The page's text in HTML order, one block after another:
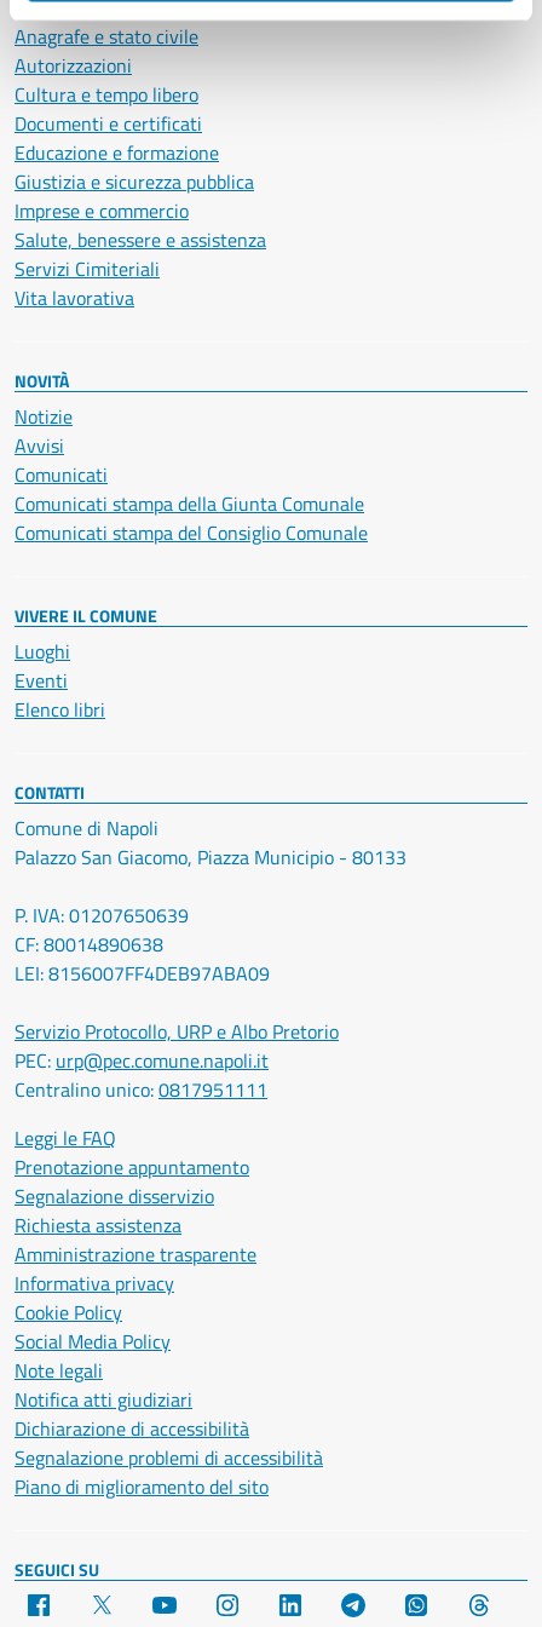
Ambiente
Anagrafe e stato civile
Autorizzazioni
Cultura e tempo libero
Documenti e certificati
Educazione e formazione
Giustizia e sicurezza pubblica
Imprese e commercio
Salute, benessere e assistenza
Servizi Cimiteriali
Vita lavorativa
NOVITÀ
Notizie
Avvisi
Comunicati
Comunicati stampa della Giunta Comunale
Comunicati stampa del Consiglio Comunale
VIVERE IL COMUNE
Luoghi
Eventi
Elenco libri
CONTATTI
Comune di Napoli
Palazzo San Giacomo, Piazza Municipio - 80133
P. IVA: 01207650639
CF: 80014890638
LEI: 8156007FF4DEB97ABA09
Servizio Protocollo, URP e Albo Pretorio
PEC: urp@pec.comune.napoli.it
Centralino unico:0817951111
Leggi le FAQ
Prenotazione appuntamento
Segnalazione disservizio
Richiesta assistenza
Amministrazione trasparente
Informativa privacy
Cookie Policy
Social Media Policy
Note legali
Notifica atti giudiziari
Dichiarazione di accessibilità
Segnalazione problemi di accessibilità
Piano di miglioramento del sito
SEGUICI SU
Facebook YouTube Instagram LinkedIn Telegram WhatsApp